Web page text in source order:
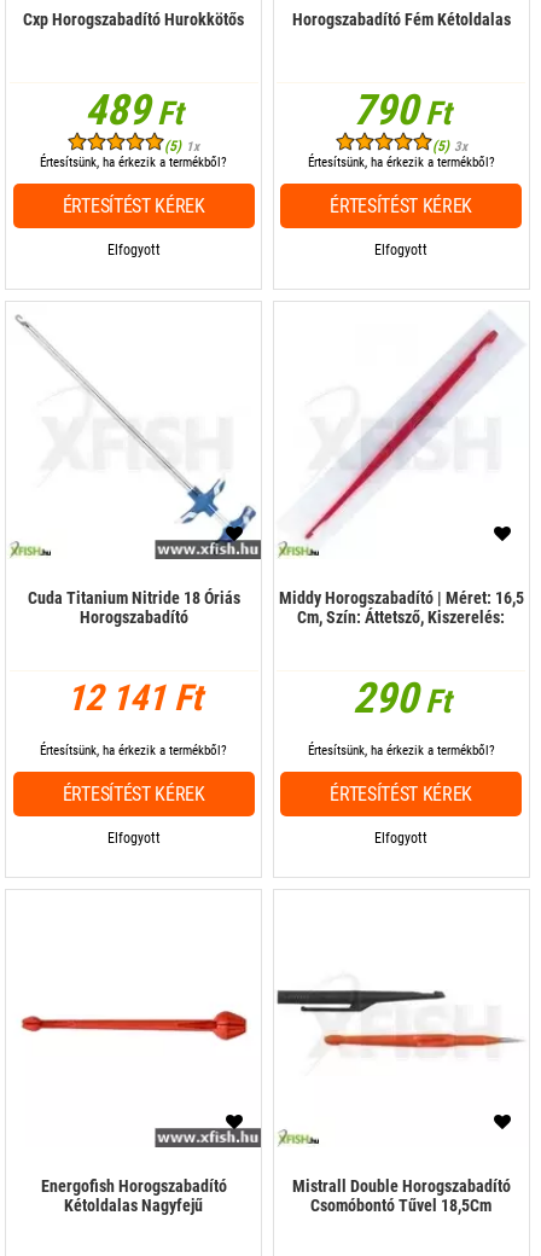
Cxp Horogszabadító Hurokkötős
489Ft
(5) 1x
Elfogyott
Értesítsünk, ha érkezik a termékből?
ÉRTESÍTÉST KÉREK
Horogszabadító Fém Kétoldalas
790Ft
(5) 3x
Elfogyott
Értesítsünk, ha érkezik a termékből?
ÉRTESÍTÉST KÉREK
Cuda Titanium Nitride 18 Óriás
Horogszabadító
12 141 Ft
Elfogyott
Értesítsünk, ha érkezik a termékből?
ÉRTESÍTÉST KÉREK
Middy Horogszabadító | Méret: 16,5
Cm, Szín: Áttetsző, Kiszerelés:
290Ft
Elfogyott
Értesítsünk, ha érkezik a termékből?
ÉRTESÍTÉST KÉREK
Energofish Horogszabadító
Kétoldalas Nagyfejű
Mistrall Double Horogszabadító
Csomóbontó Tűvel 18,5Cm